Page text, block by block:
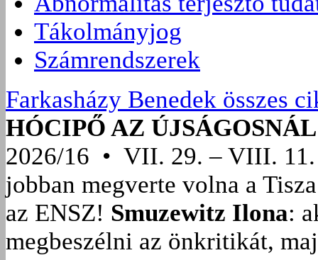
Tákolmányjog
Számrendszerek
Farkasházy Benedek összes
HÓCIPŐ AZ ÚJSÁGOSNÁL
2026/16 • VII. 29. – VIII. 11.
jobban megverte volna a
az ENSZ! Smuzewitz Ilona:
megbeszélni az önkritikát,